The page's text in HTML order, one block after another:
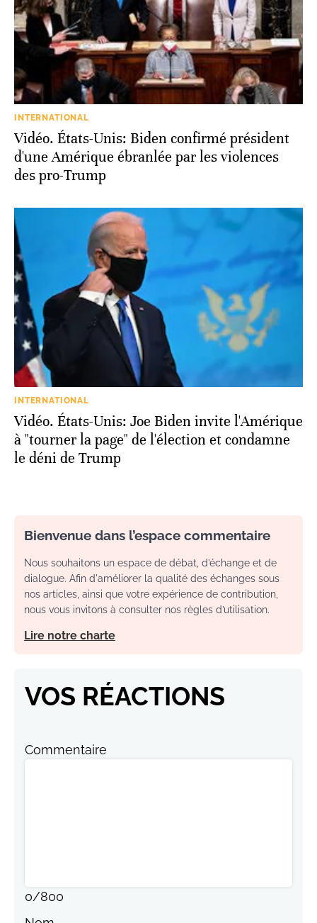
INTERNATIONAL
Vidéo. États-Unis: Biden confirmé président
d'une Amérique ébranlée par les violences
des pro-Trump
INTERNATIONAL
Vidéo. États-Unis: Joe Biden invite l'Amérique
à "tourner la page" de l'élection et condamne
le déni de Trump
Bienvenue dans l’espace commentaire
Nous souhaitons un espace de débat, d’échange et de
dialogue. Afin d'améliorer la qualité des échanges sous
nos articles, ainsi que votre expérience de contribution,
nous vous invitons à consulter nos règles d’utilisation.
Lire notre charte
VOS RÉACTIONS
Commentaire
0/800